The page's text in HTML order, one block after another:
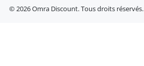
© 2026 Omra Discount. Tous droits réservés.